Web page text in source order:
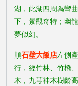
湖，此湖四周為彎
下，景觀奇特；幽
夢似幻。
順石壁大飯店左側
行，經竹林、竹橋
木，九芎神木樹齡